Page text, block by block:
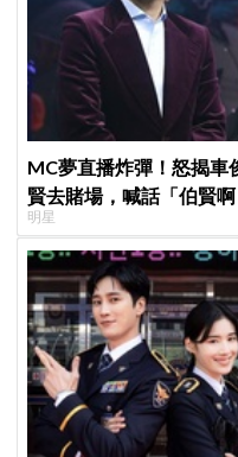
MC夢直播炸彈！怒揭車
賢去賭場，喊話「伯賢
明星